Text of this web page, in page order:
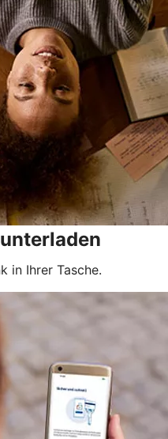
in Ihrer Tasche.